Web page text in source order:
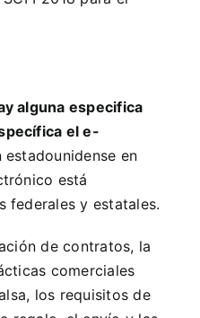
alguna especifica
el e-
en
está
federales y estatales.
de contratos, la
comerciales
los requisitos de